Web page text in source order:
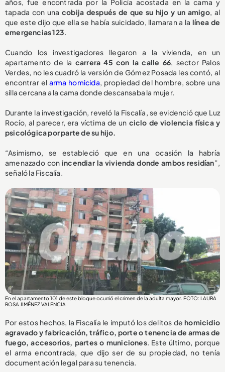
años, fue encontrada por la Policía acostada en la cama y
tapada con unacobija después de que su hijo y un amigo, al
que este dijo que ella se había suicidado, llamaran a lalínea de
emergencias 123.
Cuando los investigadores llegaron a la vivienda, en un
apartamento de la carrera 45 con la calle 66, sector Palos
Verdes, no les cuadró la versión de Gómez Posada les contó, al
encontrar el arma homicida, propiedad del hombre, sobre una
silla cercana a la cama donde descansaba la mujer.
Durante la investigación, reveló la Fiscalía, se evidenció que Luz
Rocío, al parecer, era víctima de un ciclo de violencia física y
psicológica por parte de su hijo.
“Asimismo, se estableció que en una ocasión la habría
amenazado conincendiar la vivienda donde ambos residían”,
señaló la Fiscalía.
En el apartamento 101 de este bloque ocurrió el crimen de la adulta mayor. FOTO: LAURA
ROSA JIMÉNEZ VALENCIA
Por estos hechos, la Fiscalía le imputó los delitos dehomicidio
agravado y fabricación, tráfico, porte o tenencia de armas de
fuego, accesorios, partes o municiones. Este último, porque
el arma encontrada, que dijo ser de su propiedad, no tenía
documentación legal para su tenencia.